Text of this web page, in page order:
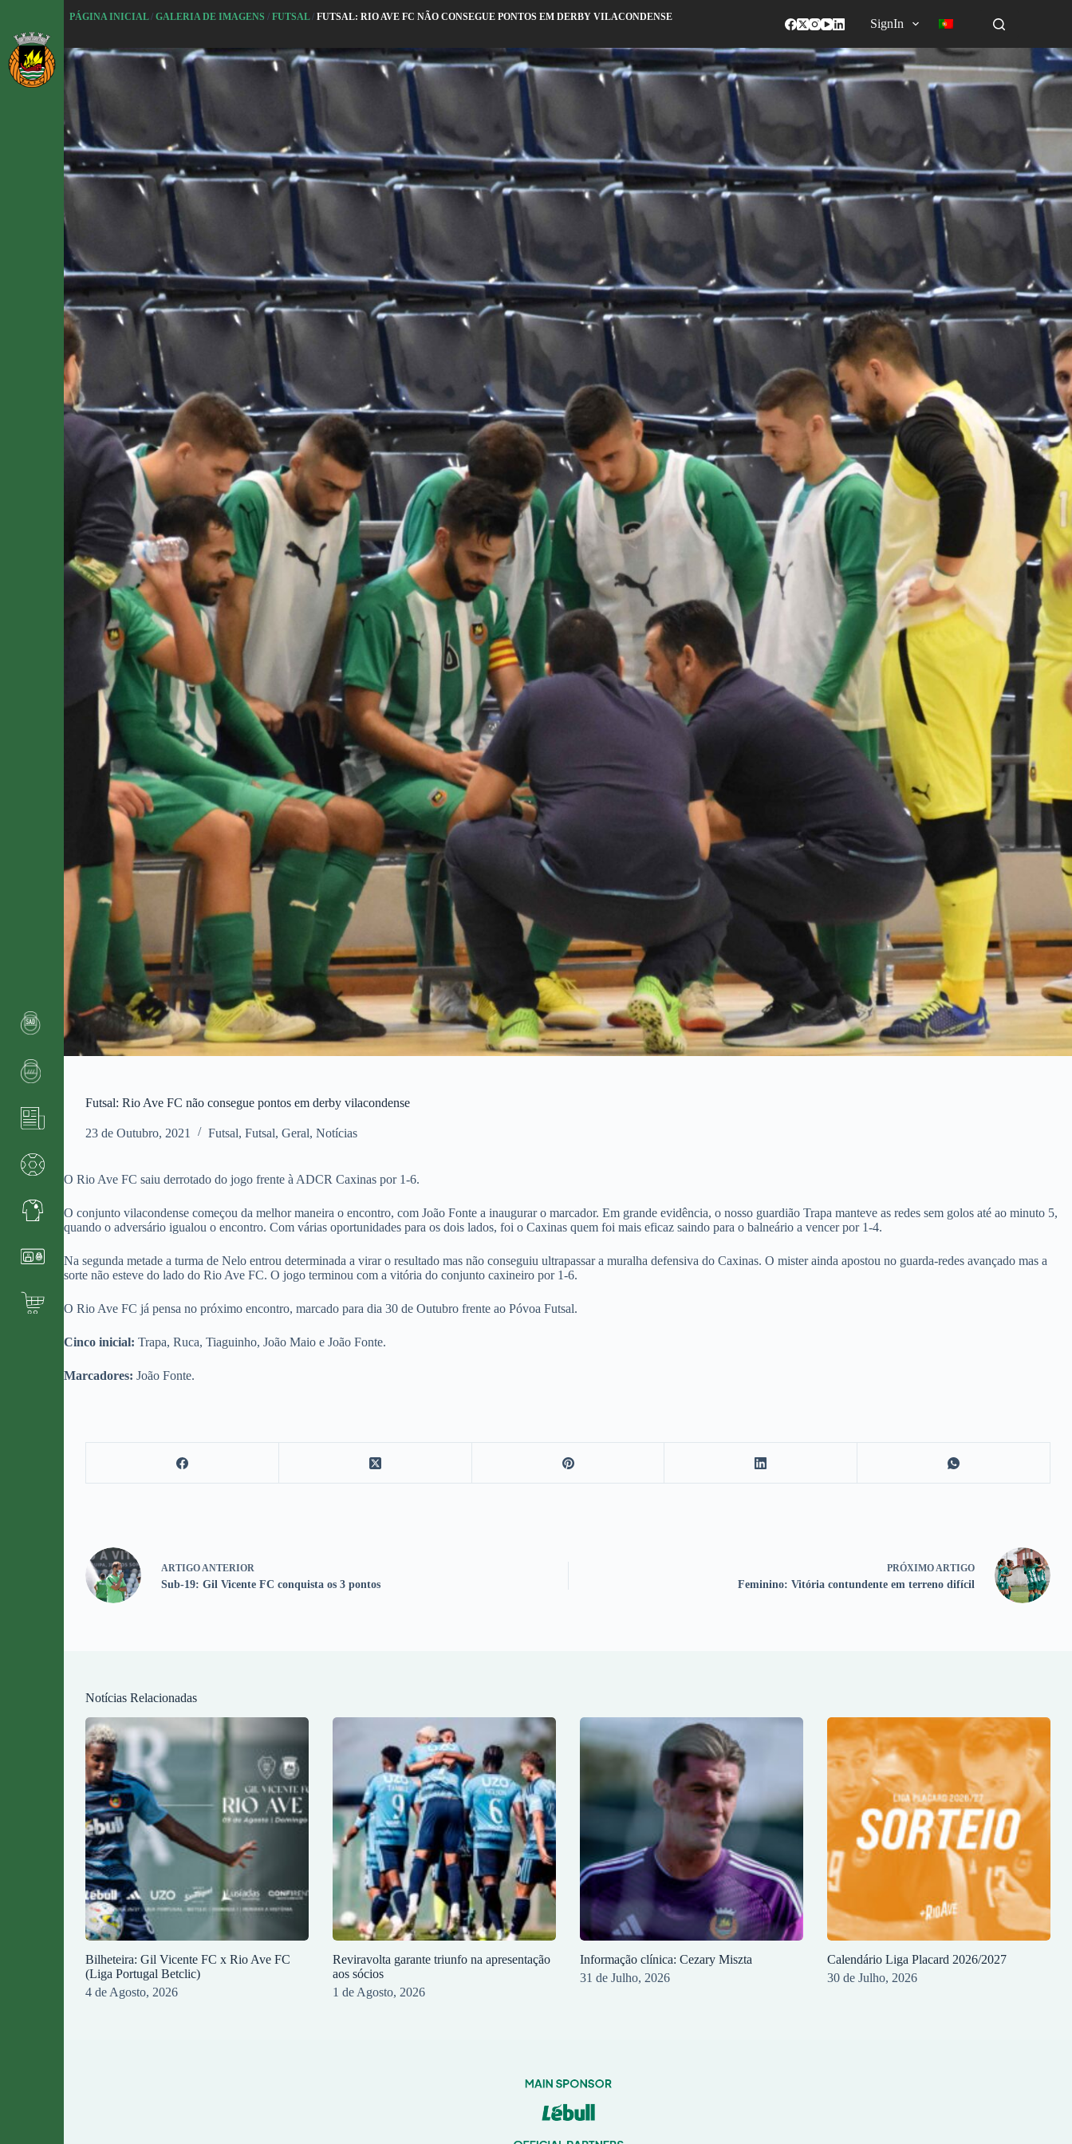
l
a
r
p
PÁGINA INICIAL/GALERIA DE IMAGENS /FUTSAL/FUTSAL: RIO AVE FC NÃO CONSEGUE PONTOS EM DERBY VILACONDENSE
SignIn
Futsal: Rio Ave FC não consegue pontos em derby vilacondense
23 de Outubro, 2021 Futsal,Futsal,Geral,Notícias
O Rio Ave FC saiu derrotado do jogo frente à ADCR Caxinas por 1-6.
O conjunto vilacondense começou da melhor maneira o encontro, com João Fonte a inaugurar o marcador. Em grande evidência, o nosso guardião Trapa manteve as redes sem golos até ao minuto 5,
quando o adversário igualou o encontro. Com várias oportunidades para os dois lados, foi o Caxinas quem foi mais eficaz saindo para o balneário a vencer por 1-4.
Na segunda metade a turma de Nelo entrou determinada a virar o resultado mas não conseguiu ultrapassar a muralha defensiva do Caxinas. O mister ainda apostou no guarda-redes avançado mas a
sorte não esteve do lado do Rio Ave FC. O jogo terminou com a vitória do conjunto caxineiro por 1-6.
O Rio Ave FC já pensa no próximo encontro, marcado para dia 30 de Outubro frente ao Póvoa Futsal.
Cinco inicial: Trapa, Ruca, Tiaguinho, João Maio e João Fonte.
Marcadores: João Fonte.
ARTIGO ANTERIOR
Sub-19: Gil Vicente FC conquista os 3 pontos
PRÓXIMO ARTIGO
Feminino: Vitória contundente em terreno difícil
Notícias Relacionadas
Bilheteira: Gil Vicente FC x Rio Ave FC
(Liga Portugal Betclic)
4 de Agosto, 2026
Reviravolta garante triunfo na apresentação
aos sócios
1 de Agosto, 2026
Informação clínica: Cezary Miszta
31 de Julho, 2026
Calendário Liga Placard 2026/2027
30 de Julho, 2026